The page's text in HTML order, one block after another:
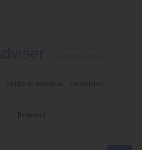
política de privacidad Contáctenos
[linguise]